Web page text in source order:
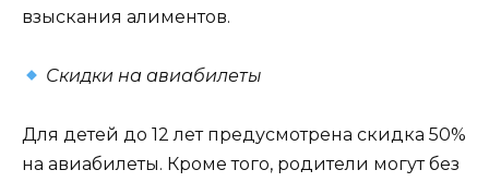
взыскания алиментов.
Скидки на авиабилеты
Для детей до 12 лет предусмотрена скидка 50%
на авиабилеты. Кроме того, родители могут без